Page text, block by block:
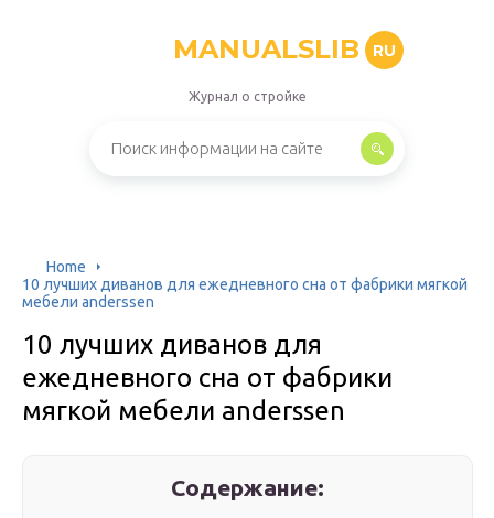
MANUALSLIB RU
Журнал о стройке
Home
10 лучших диванов для ежедневного сна от фабрики мягкой
мебели anderssen
10 лучших диванов для
ежедневного сна от фабрики
мягкой мебели anderssen
Содержание: